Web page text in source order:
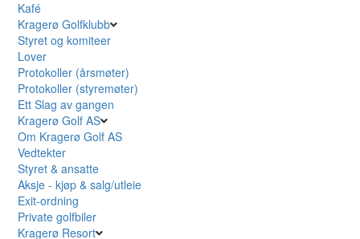
Kafé
Kragerø Golfklubb
Styret og komiteer
Lover
Protokoller (årsmøter)
Protokoller (styremøter)
Ett Slag av gangen
Kragerø Golf AS
Om Kragerø Golf AS
Vedtekter
Styret & ansatte
Aksje - kjøp & salg/utleie
Exit-ordning
Private golfbiler
Kragerø Resort